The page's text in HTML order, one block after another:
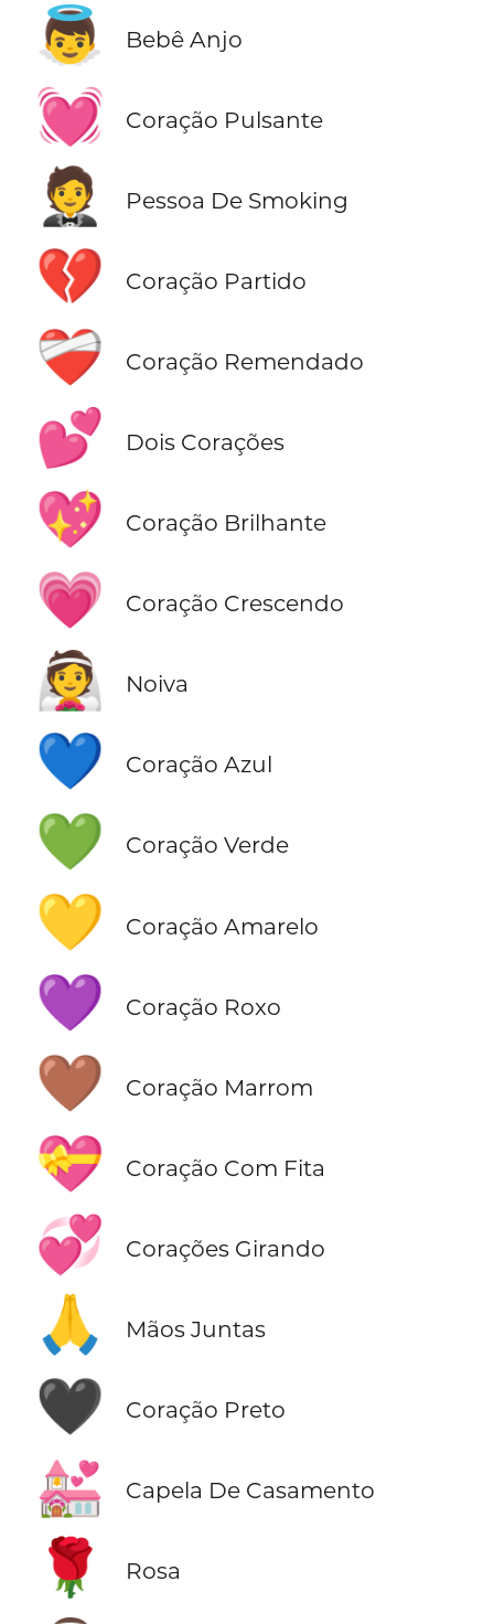
👼 Bebê Anjo
💓 Coração Pulsante
🤵 Pessoa De Smoking
💔 Coração Partido
❤️‍🩹 Coração Remendado
💕 Dois Corações
💖 Coração Brilhante
💗 Coração Crescendo
👰 Noiva
💙 Coração Azul
💚 Coração Verde
💛 Coração Amarelo
💜 Coração Roxo
🤎 Coração Marrom
💝 Coração Com Fita
💞 Corações Girando
🙏 Mãos Juntas
🖤 Coração Preto
💒 Capela De Casamento
🌹 Rosa